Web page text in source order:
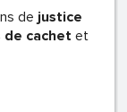
de justice
cachet et